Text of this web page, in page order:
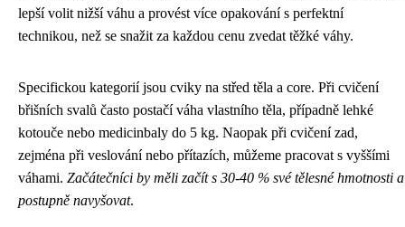
lepší volit nižší váhu a provést více opakování s perfektní
technikou, než se snažit za každou cenu zvedat těžké váhy.
Specifickou kategorií jsou cviky na střed těla a core. Při cvičení
břišních svalů často postačí váha vlastního těla, případně lehké
kotouče nebo medicinbaly do 5 kg. Naopak při cvičení zad,
zejména při veslování nebo přítazích, můžeme pracovat s vyššími
váhami. Začátečníci by měli začít s 30-40 % své tělesné hmotnosti a
postupně navyšovat.